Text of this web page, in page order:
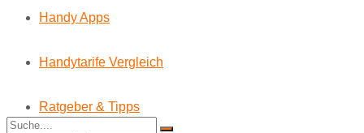
Handy Apps
Handytarife Vergleich
Ratgeber & Tipps
Start